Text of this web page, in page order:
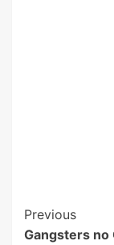
Previous
Gangsters no